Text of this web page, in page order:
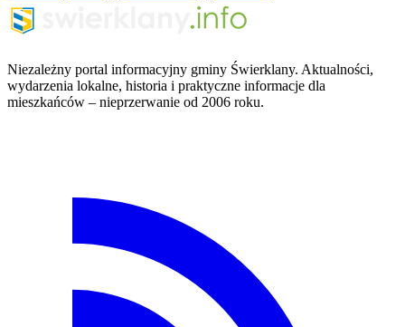
Niezależny portal informacyjny gminy Świerklany. Aktualności,
wydarzenia lokalne, historia i praktyczne informacje dla
mieszkańców – nieprzerwanie od 2006 roku.